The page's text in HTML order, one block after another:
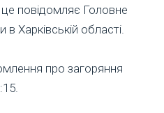
повідомляє Головне
Харківській області.
про загоряння